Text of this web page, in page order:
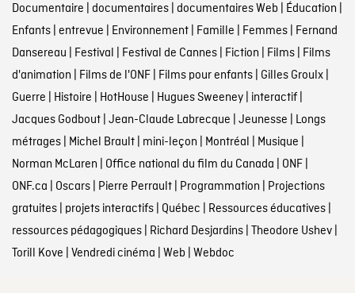
Documentaire | documentaires| documentaires Web | Éducation |
Enfants| entrevue | Environnement| Famille | Femmes| Fernand
Dansereau | Festival | Festival de Cannes| Fiction | Films| Films
d'animation | Films de l'ONF| Films pour enfants| Gilles Groulx|
Guerre | Histoire | HotHouse | Hugues Sweeney| interactif|
Jacques Godbout| Jean-Claude Labrecque | Jeunesse | Longs
métrages| Michel Brault| mini-leçon | Montréal | Musique |
Norman McLaren | Office national du film du Canada | ONF|
ONF.ca | Oscars| Pierre Perrault| Programmation | Projections
gratuites| projets interactifs| Québec | Ressources éducatives|
ressources pédagogiques| Richard Desjardins| Theodore Ushev|
Torill Kove | Vendredi cinéma | Web | Webdoc